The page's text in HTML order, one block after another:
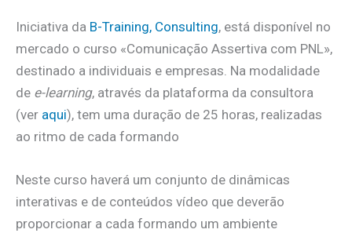
Iniciativa da B-Training, Consulting, está disponível no
mercado o curso «Comunicação Assertiva com PNL»,
destinado a individuais e empresas. Na modalidade
de e-learning, através da plataforma da consultora
(ver aqui), tem uma duração de 25 horas, realizadas
ao ritmo de cada formando
Neste curso haverá um conjunto de dinâmicas
interativas e de conteúdos vídeo que deverão
proporcionar a cada formando um ambiente